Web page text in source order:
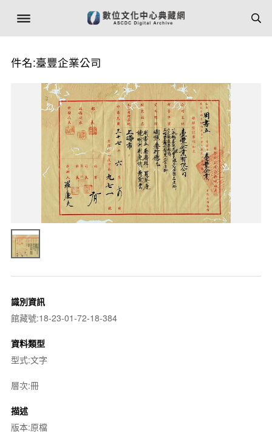
件名:臺豐企業公司
識別資訊
館藏號:18-23-01-72-18-384
資料類型
型式:文字
層次:冊
描述
版本:原檔